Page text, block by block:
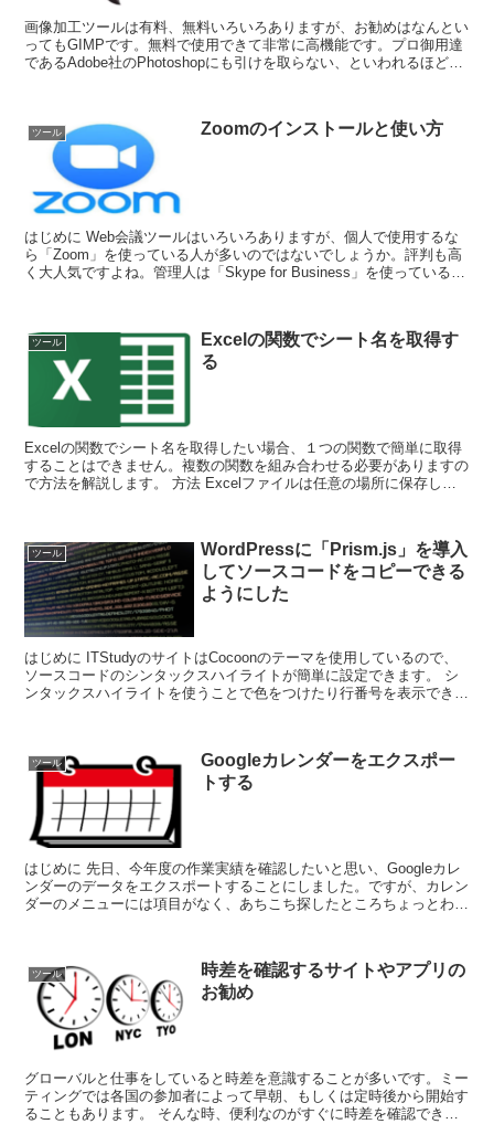
画像加工ツールは有料、無料いろいろありますが、お勧めはなんとい
ってもGIMPです。無料で使用できて非常に高機能です。プロ御用達
であるAdobe社のPhotoshopにも引けを取らない、といわれるほど十
ツール Zoomのインストールと使い方
はじめに Web会議ツールはいろいろありますが、個人で使用するな
ら「Zoom」を使っている人が多いのではないでしょうか。評判も高
く大人気ですよね。管理人は「Skype for Business」を使っているの
ツール
Excelの関数でシート名を取得す
る
Excelの関数でシート名を取得したい場合、１つの関数で簡単に取得
することはできません。複数の関数を組み合わせる必要がありますの
で方法を解説します。 方法 Excelファイルは任意の場所に保存して
ツール
WordPressに「Prism.js」を導入
してソースコードをコピーできる
ようにした
はじめに ITStudyのサイトはCocoonのテーマを使用しているので、
ソースコードのシンタックスハイライトが簡単に設定できます。 シ
ンタックスハイライトを使うことで色をつけたり行番号を表示できる
ツール
Googleカレンダーをエクスポー
トする
はじめに 先日、今年度の作業実績を確認したいと思い、Googleカレ
ンダーのデータをエクスポートすることにしました。ですが、カレン
ダーのメニューには項目がなく、あちこち探したところちょっとわか
ツール
時差を確認するサイトやアプリの
お勧め
グローバルと仕事をしていると時差を意識することが多いです。ミー
ティングでは各国の参加者によって早朝、もしくは定時後から開始す
ることもあります。 そんな時、便利なのがすぐに時差を確認できる